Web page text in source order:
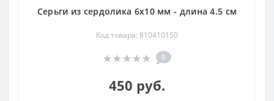
Серьги из сердолика 6х10 мм - длина 4.5 см
Код товара: 810410150
0
450 руб.